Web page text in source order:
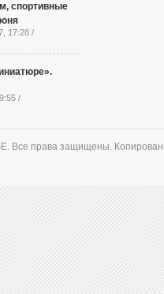
спортивные
17:28 /
/
Все права защищены.